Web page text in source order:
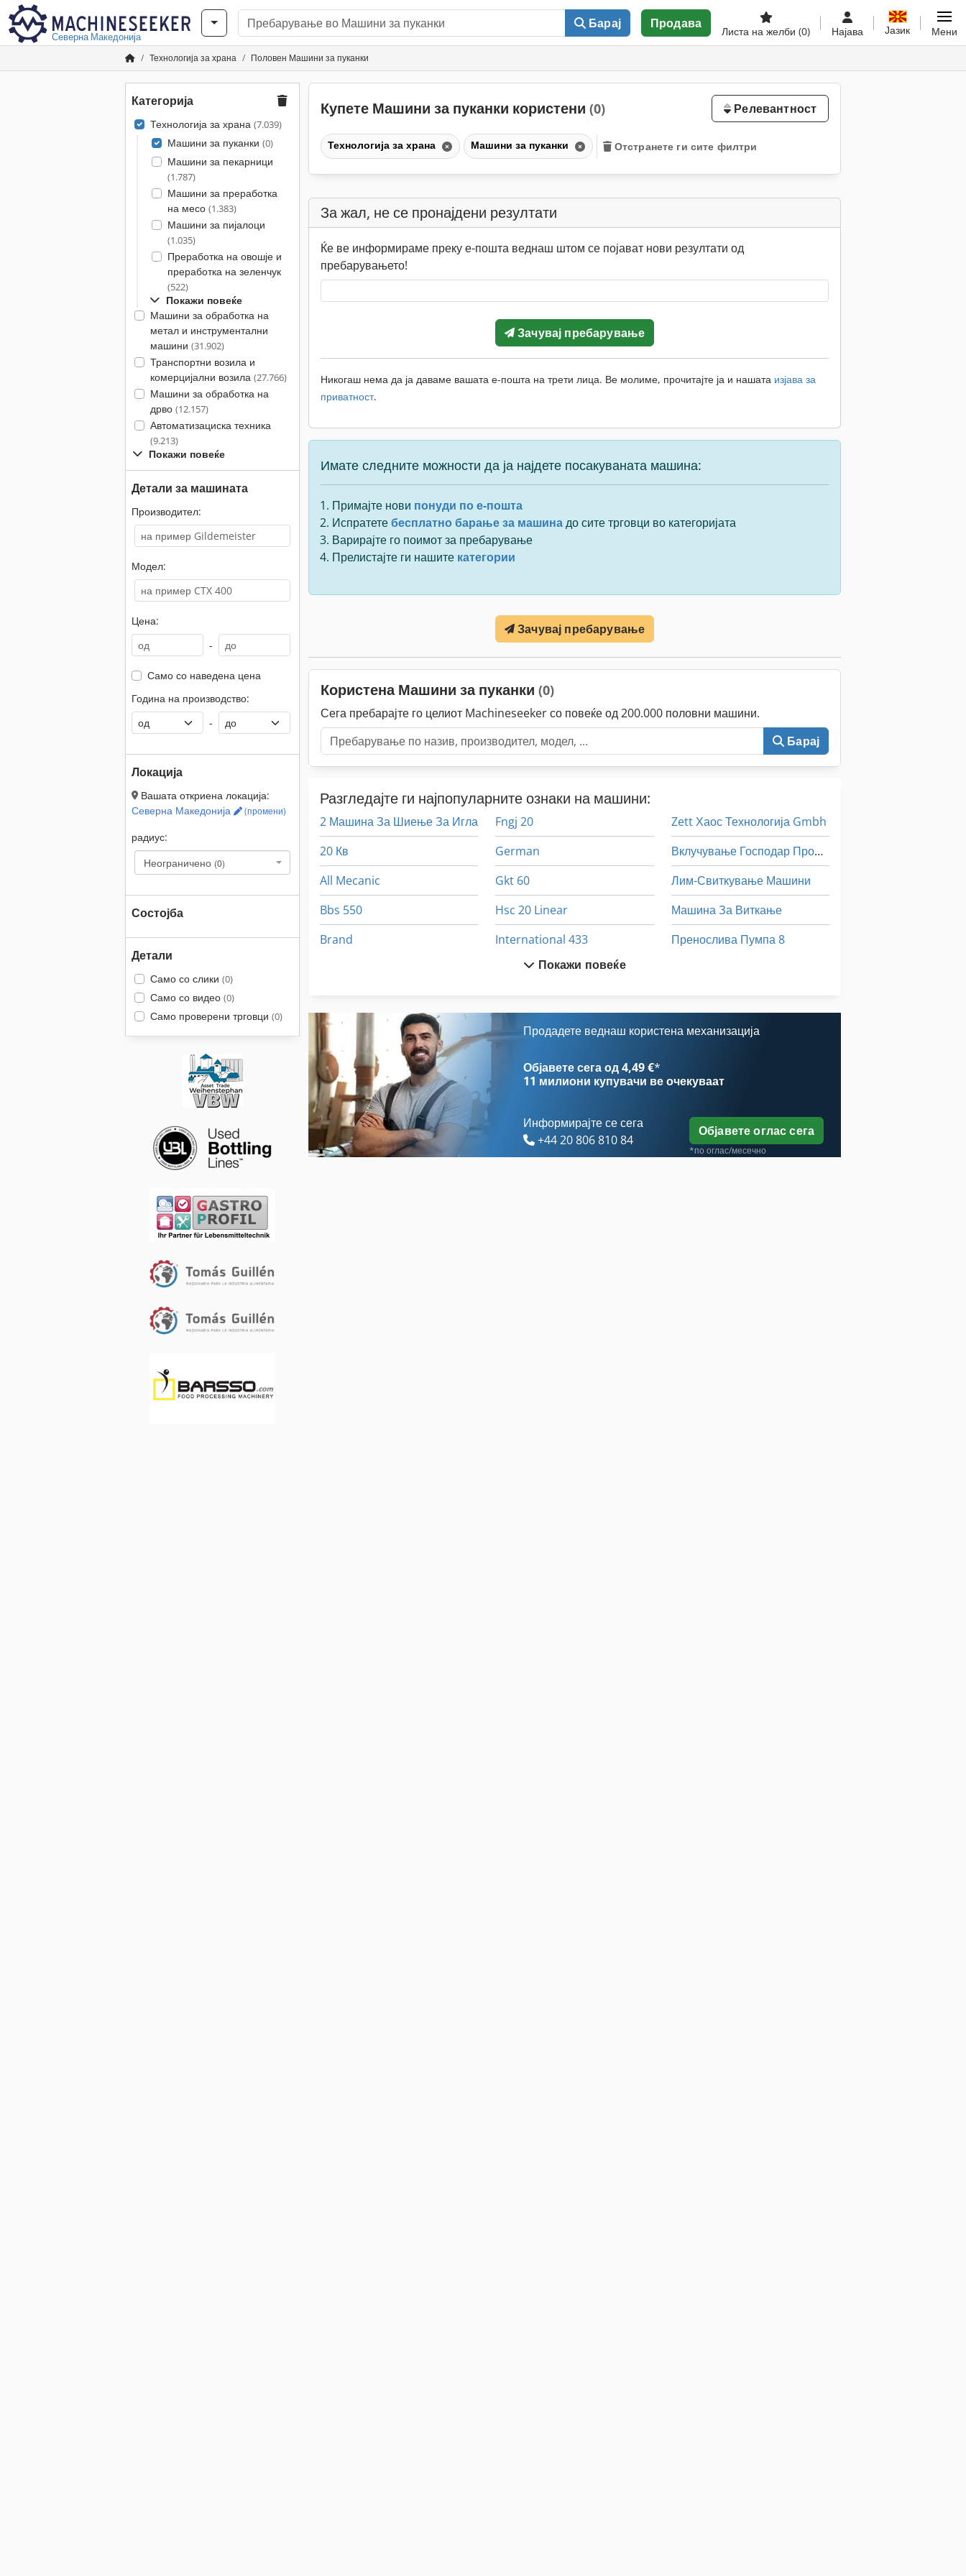
Северна Македонија
Барај Продава
Листа на желби (0) Најава Јазик Мени
Технологија за храна Половен Машини за пуканки
Категорија
Технологија за храна (7.039)
Машини за пуканки (0)
Машини за пекарници
(1.787)
Машини за преработка
на месо (1.383)
Машини за пијалоци
(1.035)
Преработка на овошје и
преработка на зеленчук
(522)
Покажи повеќе
Машини за обработка на
метал и инструментални
машини (31.902)
Транспортни возила и
комерцијални возила (27.766)
Машини за обработка на
дрво (12.157)
Автоматизациска техника
(9.213)
Покажи повеќе
Детали за машината
Производител:
Модел:
Цена:
-
Само со наведена цена
Година на производство:
-
Локација
Вашата откриена локација:
Северна Македонија
(промени)
радиус:
Неограничено (0)
Состојба
Детали
Само со слики (0)
Само со видео (0)
Само проверени трговци (0)
Купете Машини за пуканки користени (0) Релевантност
Технологија за храна Машини за пуканки Отстранете ги сите филтри
За жал, не се пронајдени резултати
Ќе ве информираме преку е-пошта веднаш штом се појават нови резултати од
пребарувањето!
Зачувај пребарување
Никогаш нема да ја даваме вашата е-пошта на трети лица. Ве молиме, прочитајте ја и нашата изјава за
приватност.
Имате следните можности да ја најдете посакуваната машина:
Примајте нови понуди по е-пошта
Испратетебесплатно барање за машинадо сите трговци во категоријата
Варирајте го поимот за пребарување
Прелистајте ги нашите категории
Зачувај пребарување
Користена Машини за пуканки (0)
Сега пребарајте го целиот Machineseeker со повеќе од 200.000 половни машини.
Барај
Разгледајте ги најпопуларните ознаки на машини:
2 Машина За Шиење За Игла
20 Кв
All Mecanic
Bbs 550
Brand
Dz 750
Ex Прес Центар
Fngj 20
German
Gkt 60
Hsc 20 Linear
International 433
Meh 5 2 1 8 B
Susemihl Gmbh Maschinenfabrik
Zett Хаос Технологија Gmbh
Вклучување Господар Профит 2
Лим-Свиткување Машини
Машина За Виткање
Пренослива Пумпа 8
Покажи повеќе
Продадете веднаш користена механизација
Објавете сега од 4,49 €*
11 милиони купувачи ве очекуваат
Информирајте се сега
+44 20 806 810 84
Објавете оглас сега
*по оглас/месечно